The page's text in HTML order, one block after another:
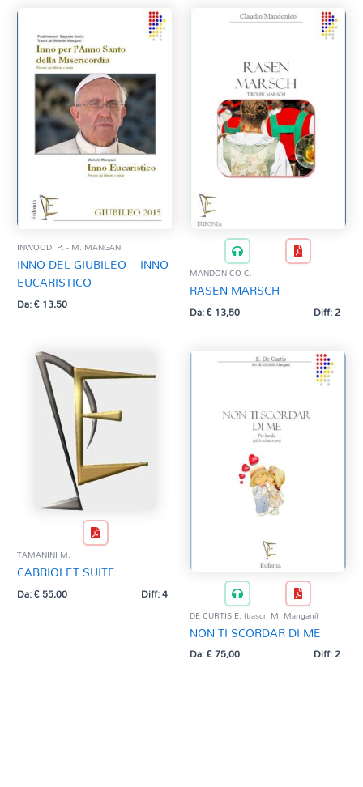
INWOOD. P. - M. MANGANI
INNO DEL GIUBILEO – INNO
EUCARISTICO
Da:€13,50
MANDONICO C.
RASEN MARSCH
Da:€13,50 Diff: 2
TAMANINI M.
CABRIOLET SUITE
Da:€55,00 Diff: 4
DE CURTIS E. (trascr. M. Mangani)
NON TI SCORDAR DI ME
Da:€75,00 Diff: 2